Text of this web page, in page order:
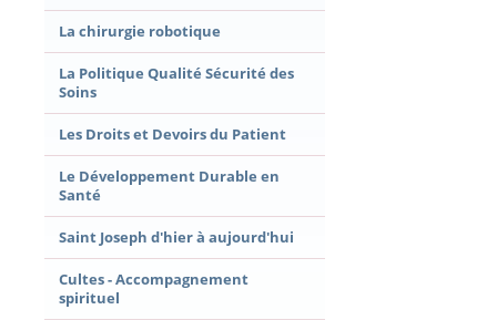
La chirurgie robotique
La Politique Qualité Sécurité des
Soins
Les Droits et Devoirs du Patient
Le Développement Durable en
Santé
Saint Joseph d'hier à aujourd'hui
Cultes - Accompagnement
spirituel